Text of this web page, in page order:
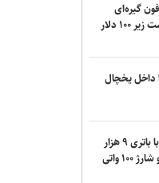
با تلاشی
کار اصلی
بعد آغاز
قهرمان
سپاهان در
در سال اول
گیره‌ای
ناتینگ با قیمت زیر ۱۰۰ دلار
داخل یخچال
آیکو نئو ۱۱S با باتری ۹ هزار
میلی‌آمپری و شارژ ۱۰۰ واتی